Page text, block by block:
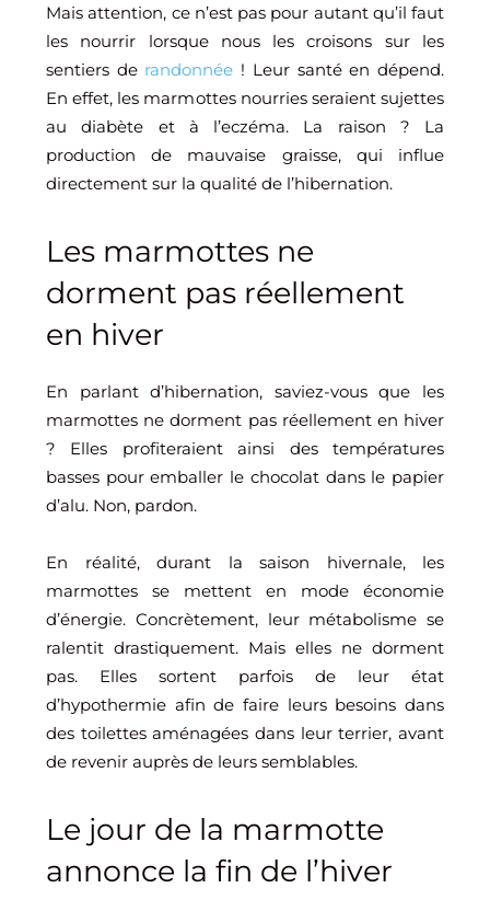
Mais attention, ce n’est pas pour autant qu’il faut
les nourrir lorsque nous les croisons sur les
sentiers de randonnée ! Leur santé en dépend.
En effet, les marmottes nourries seraient sujettes
au diabète et à l’eczéma. La raison ? La
production de mauvaise graisse, qui influe
directement sur la qualité de l’hibernation.
Les marmottes ne
dorment pas réellement
en hiver
En parlant d’hibernation, saviez-vous que les
marmottes ne dorment pas réellement en hiver
? Elles profiteraient ainsi des températures
basses pour emballer le chocolat dans le papier
d’alu. Non, pardon.
En réalité, durant la saison hivernale, les
marmottes se mettent en mode économie
d’énergie. Concrètement, leur métabolisme se
ralentit drastiquement. Mais elles ne dorment
pas. Elles sortent parfois de leur état
d’hypothermie afin de faire leurs besoins dans
des toilettes aménagées dans leur terrier, avant
de revenir auprès de leurs semblables.
Le jour de la marmotte
annonce la fin de l’hiver